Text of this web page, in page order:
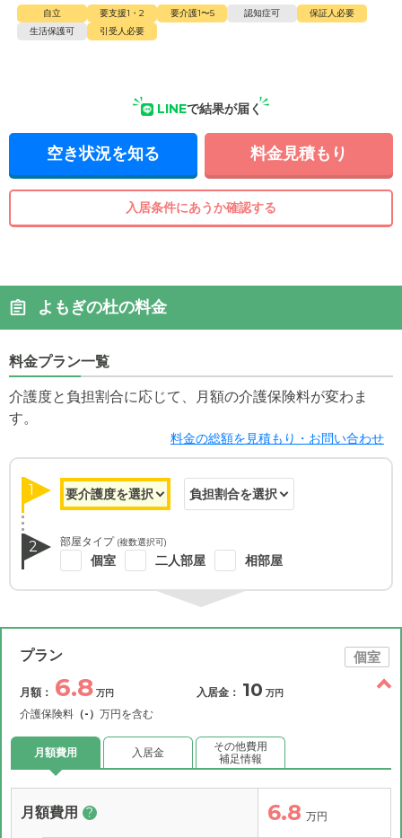
自立 要支援1・2 要介護1〜5 認知症可
保証人必要
生活保護可
引受人必要
LINEで結果が届く
空き状況を知る 料金見積もり
入居条件にあうか確認する
よもぎの杜の料金
料金プラン一覧
介護度と負担割合に応じて、月額の介護保険料が変わま
す。
料金の総額を見積もり・お問い合わせ
1
2 部屋タイプ (複数選択可)
個室 二人部屋 相部屋
プラン 個室
月額： 6.8 万円
介護保険料 （-） 万円を含む
入居金： 10 万円
月額費用 入居金
その他費用
補足情報
月額費用 ? 6.8 万円